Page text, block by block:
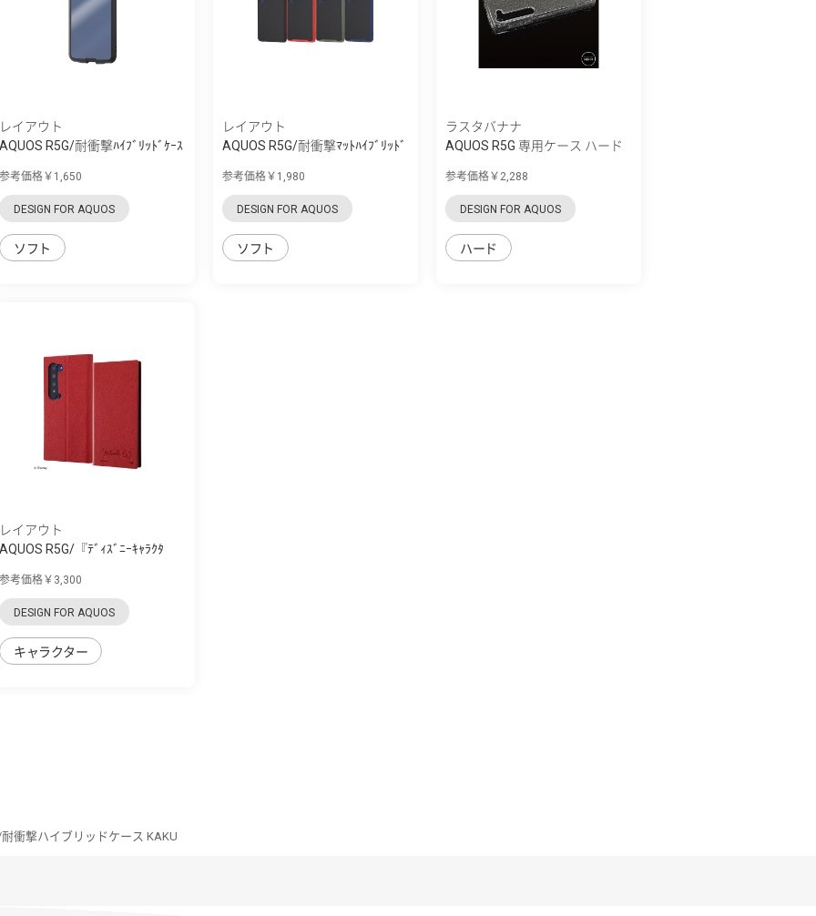
レイアウト
AQUOS R5G/耐衝撃ﾊｲﾌﾞﾘｯﾄﾞｹｰｽ
参考価格￥1,650
DESIGN FOR AQUOS
ソフト
レイアウト
AQUOS R5G/耐衝撃ﾏｯﾄﾊｲﾌﾞﾘｯﾄﾞ
参考価格￥1,980
DESIGN FOR AQUOS
ソフト
ラスタバナナ
AQUOS R5G 専用ケース ハード
参考価格￥2,288
DESIGN FOR AQUOS
ハード
レイアウト
AQUOS R5G/『ﾃﾞｨｽﾞﾆｰｷｬﾗｸﾀ
参考価格￥3,300
DESIGN FOR AQUOS
キャラクター
耐衝撃ハイブリッドケース KAKU